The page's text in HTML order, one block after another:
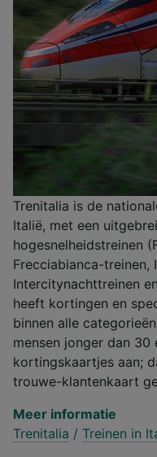
Trenitalia is de
Italië, met een
hogesnelheidstreinen
Frecciabianca-treinen,
Intercitynachttreinen
heeft kortingen en
binnen alle
mensen jonger dan
kortingskaartjes aan;
trouwe-klantenkaart
Meer informatie
Trenitalia / Treinen in